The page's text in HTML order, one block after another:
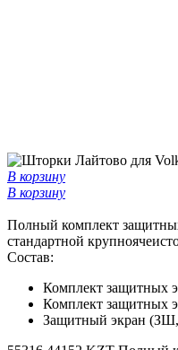
В корзину
В корзину
Полный комплект
стандартной
Состав:
Комплект защитных
Комплект защитных
Защитный экран